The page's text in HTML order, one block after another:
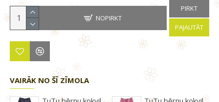
NOPIRKT
PIRKT
PAJAUTĀT
VAIRĀK NO ŠĪ ZĪMOLA